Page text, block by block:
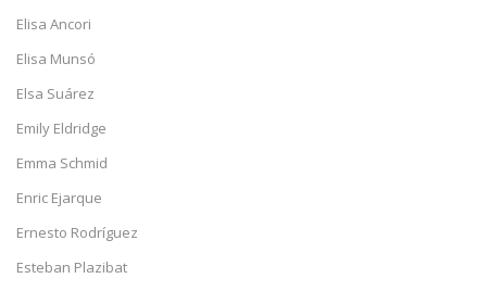
Elisa Ancori
Elisa Munsó
Elsa Suárez
Emily Eldridge
Emma Schmid
Enric Ejarque
Ernesto Rodríguez
Esteban Plazibat